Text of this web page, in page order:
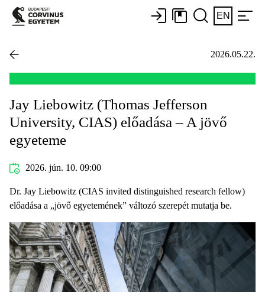
EN
2026.05.22.
Jay Liebowitz (Thomas Jefferson
University, CIAS) előadása – A jövő
egyeteme
2026. jún. 10. 09:00
Dr. Jay Liebowitz (CIAS invited distinguished research fellow)
előadása a „jövő egyetemének” változó szerepét mutatja be.